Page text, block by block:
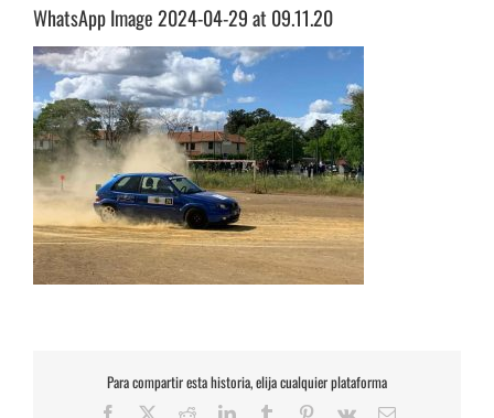
WhatsApp Image 2024-04-29 at 09.11.20
Para compartir esta historia, elija cualquier plataforma
Facebook RedditLinkedInTumblr Pinterest
Vk
Correo